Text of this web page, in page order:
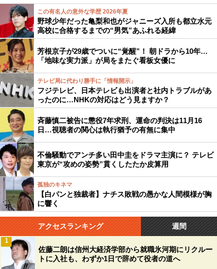
この有名人の意外な学歴 2026年夏
野球少年だった亀梨和也がジャニーズ入所も都立水元
高校に合格するまでの“男気”あふれる経緯
芳根京子が29歳でついに“覚醒”！ 朝ドラから10年…
「地味な実力派」が局をまたぐ看板女優に
テレビ局に代わり勝手に「情報開示」
フジテレビ、日本テレビも出演者と社内トラブルがあ
ったのに…NHKの対応はどう見ますか？
斉藤慎二被告に懲役7年求刑、運命の判決は11月16
日…視聴者の関心は執行猶予の有無に集中
不倫騒動でアンチ多い田中圭をドラマ主演に？ テレビ
東京が“攻めの姿勢”貫くしたたか皮算用
孤独のキネマ
【白パンと独裁者】ナチス敗戦の愚かな人間模様が胸
に響く
アクセスランキング 週間
佐藤二朗は信州大経済学部から就職氷河期にリクルー
トに入社も、わずか1日で辞めて役者の道へ
1